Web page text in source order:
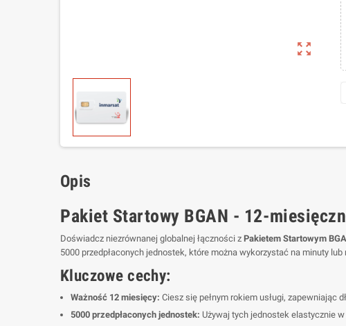
zoom_out_map
Opis
Pakiet Startowy BGAN - 12-
Doświadcz niezrównanej globalnej łączności z Pakietem Startowym
5000 przedpłaconych jednostek, które można wykorzystać na minuty
Kluczowe cechy:
Ważność 12 miesięcy: Ciesz się pełnym rokiem usługi, zapewniając
5000 przedpłaconych jednostek: Używaj tych jednostek elastycznie